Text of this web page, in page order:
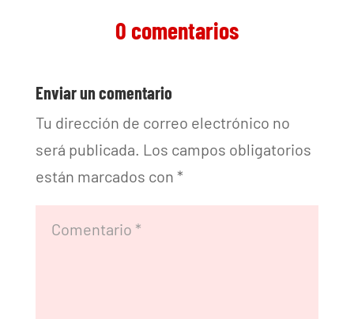
0 comentarios
Enviar un comentario
Tu dirección de correo electrónico no
será publicada. Los campos obligatorios
están marcados con *